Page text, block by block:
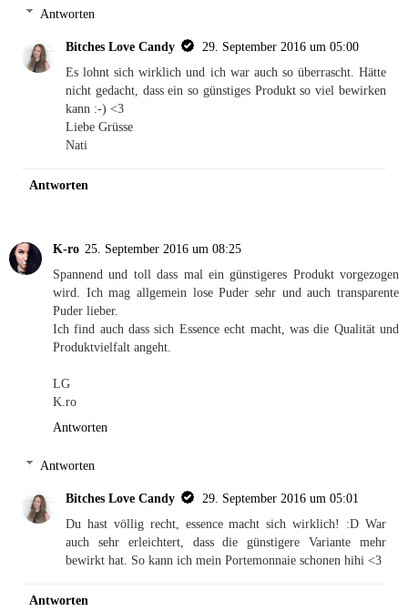
Antworten
Bitches Love Candy
29. September 2016 um 05:00
Es lohnt sich wirklich und ich war auch so überrascht. Hätte
nicht gedacht, dass ein so günstiges Produkt so viel bewirken
kann :-) <3
Liebe Grüsse
Nati
Antworten
K-ro 25. September 2016 um 08:25
Spannend und toll dass mal ein günstigeres Produkt vorgezogen
wird. Ich mag allgemein lose Puder sehr und auch transparente
Puder lieber.
Ich find auch dass sich Essence echt macht, was die Qualität und
Produktvielfalt angeht.
LG
K.ro
Antworten
Antworten
Bitches Love Candy
29. September 2016 um 05:01
Du hast völlig recht, essence macht sich wirklich! :D War
auch sehr erleichtert, dass die günstigere Variante mehr
bewirkt hat. So kann ich mein Portemonnaie schonen hihi <3
Antworten